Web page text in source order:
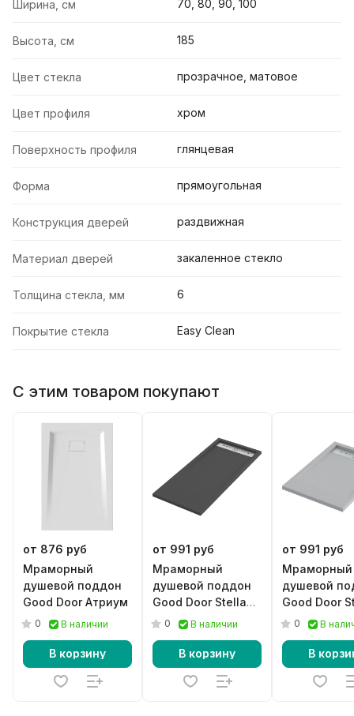
Ширина, см 70, 80, 90, 100
Высота, см 185
Цвет стекла прозрачное, матовое
Цвет профиля хром
Поверхность профиля глянцевая
Форма прямоугольная
Конструкция дверей раздвижная
Материал дверей закаленное стекло
Толщина стекла, мм 6
Покрытие стекла Easy Clean
С этим товаром покупают
от 876 руб
Мраморный
душевой поддон
Good Door Атриум
0 В наличии
В корзину
от 991 руб
Мраморный
душевой поддон
Good Door Stella
черный
0 В наличии
В корзину
от 991 руб
Мраморный
душевой
Good Door
серый
0 В
В